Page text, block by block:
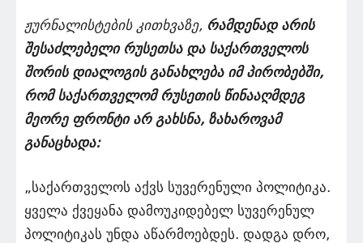
ჟურნალისტების კითხვაზე, რამდენად არის
შესაძლებელი რუსეთსა და საქართველოს
შორის დიალოგის განახლება იმ პირობებში,
რომ საქართველომ რუსეთის წინააღმდეგ
მეორე ფრონტი არ გახსნა, ზახაროვამ
განაცხადა:
„საქართველოს აქვს სუვერენული პოლიტიკა.
ყველა ქვეყანა დამოუკიდებელ სუვერენულ
პოლიტიკას უნდა აწარმოებდეს. დადგა დრო,